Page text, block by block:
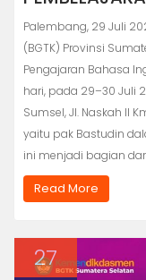
Palembang, 29 Juli
(BGTK) Provinsi
Pengajaran Bahasa
hari, pada 29–30 Juli
Sumsel, Jl. Naskah II
yaitu pak Bastudin
ini menjadi bagian
Read More
27